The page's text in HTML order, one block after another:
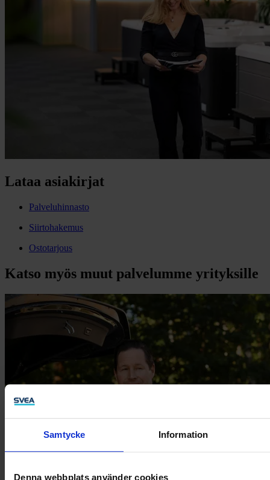
Samtycke Information
Denna webbplats använder cookies
Lataa asiakirjat
Palveluhinnasto
Siirtohakemus
Ostotarjous
Katso myös muut palvelumme yrityksille